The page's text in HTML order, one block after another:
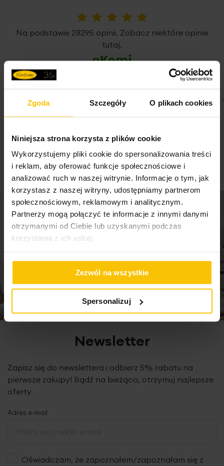
Zgoda Szczegóły O plikach cookies
Niniejsza strona korzysta z plików cookie
Wykorzystujemy pliki cookie do spersonalizowania treści
i reklam, aby oferować funkcje społecznościowe i
analizować ruch w naszej witrynie. Informacje o tym, jak
korzystasz z naszej witryny, udostępniamy partnerom
społecznościowym, reklamowym i analitycznym.
Partnerzy mogą połączyć te informacje z innymi danymi
otrzymanymi od Ciebie lub uzyskanymi podczas
korzystania z ich usług.
Zezwól na wszystkie
Spersonalizuj
Pobierz instrukcję użytkowania i bezpieczeństwa produktu
Uniwersalna taśma marszcząca z funkcją tunelu
na drążek karnisza, jak i tradycyjnie z użyciem żabek lub
rozmiarach oraz we wszystkich najpopularniejszych
Podany wymiar dotyczy szerokości zasłony na płasko
przed zmarszczeniem.
Dane techniczne:
zawieszenie: taśma/tunel/żabki
skład: 100% poliester-welur
szerokość taśmy marszczącej: 8 cm
wysokość wypustki nad taśmą: 3 cm
gramatura: 195 g/m2
konserwacja: pranie w temp. 30 st., nie suszyć w suszarce
bębnowej, prasowanie do 110 st.
Produkt jest szyty w naszej pracowni w Polsce
Na podstawie 28295 opinii. Zobacz niektóre opinie
tutaj.
Super
04-08-2026
04-08-2026
Newsletter
Zapisz się do newslettera i odbierz 5% rabatu na
pierwsze zakupy! Bądź na bieżąco, otrzymuj najlepsze
oferty
Adres e-mail
Oświadczam, że zapoznałem/zapoznałam się z